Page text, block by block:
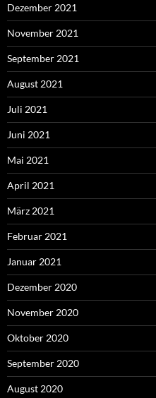
Dezember 2021
November 2021
September 2021
August 2021
Juli 2021
Juni 2021
Mai 2021
April 2021
März 2021
Februar 2021
Januar 2021
Dezember 2020
November 2020
Oktober 2020
September 2020
August 2020